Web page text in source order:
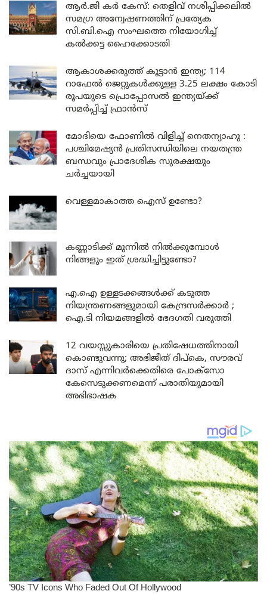
ആർ.ജി കർ കേസ്: തെളിവ് നശിപ്പിക്കലിൽ
സമഗ്ര അന്വേഷണത്തിന് പ്രത്യേക
സി.ബി.ഐ സംഘത്തെ നിയോഗിച്ച്
കൽക്കട്ട ഹൈക്കോടതി
ആകാശക്കരുത്ത് കൂട്ടാൻ ഇന്ത്യ; 114
റാഫേൽ ജെറ്റുകൾക്കുള്ള 3.25 ലക്ഷം കോടി
രൂപയുടെ പ്രൊപ്പോസൽ ഇന്ത്യയ്ക്ക്
സമർപ്പിച്ച് ഫ്രാൻസ്
മോദിയെ ഫോണിൽ വിളിച്ച് നെതന്യാഹു :
പശ്ചിമേഷ്യൻ പ്രതിസന്ധിയിലെ നയതന്ത്ര
ബന്ധവും പ്രാദേശിക സുരക്ഷയും
ചർച്ചയായി
വെള്ളമാകാത്ത ഐസ് ഉണ്ടോ?
കണ്ണാടിക്ക് മുന്നിൽ നിൽക്കുമ്പോൾ
നിങ്ങളും ഇത് ശ്രദ്ധിച്ചിട്ടുണ്ടോ?
എ.ഐ ഉള്ളടക്കങ്ങൾക്ക് കടുത്ത
നിയന്ത്രണങ്ങളുമായി കേന്ദ്രസർക്കാർ ;
ഐ.ടി നിയമങ്ങളിൽ ഭേദഗതി വരുത്തി
12 വയസ്സുകാരിയെ പ്രതിഷേധത്തിനായി
കൊണ്ടുവന്നു; അഭിജീത് ദിപ്കെ, സൗരവ്
ദാസ് എന്നിവർക്കെതിരെ പോക്സോ
കേസെടുക്കണമെന്ന് പരാതിയുമായി
അഭിഭാഷക